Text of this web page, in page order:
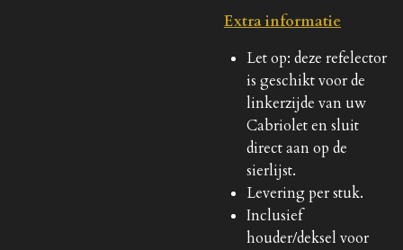
Extra informatie
Let op: deze refelector
is geschikt voor de
linkerzijde van uw
Cabriolet en sluit
direct aan op de
sierlijst.
Levering per stuk.
Inclusief
houder/deksel voor